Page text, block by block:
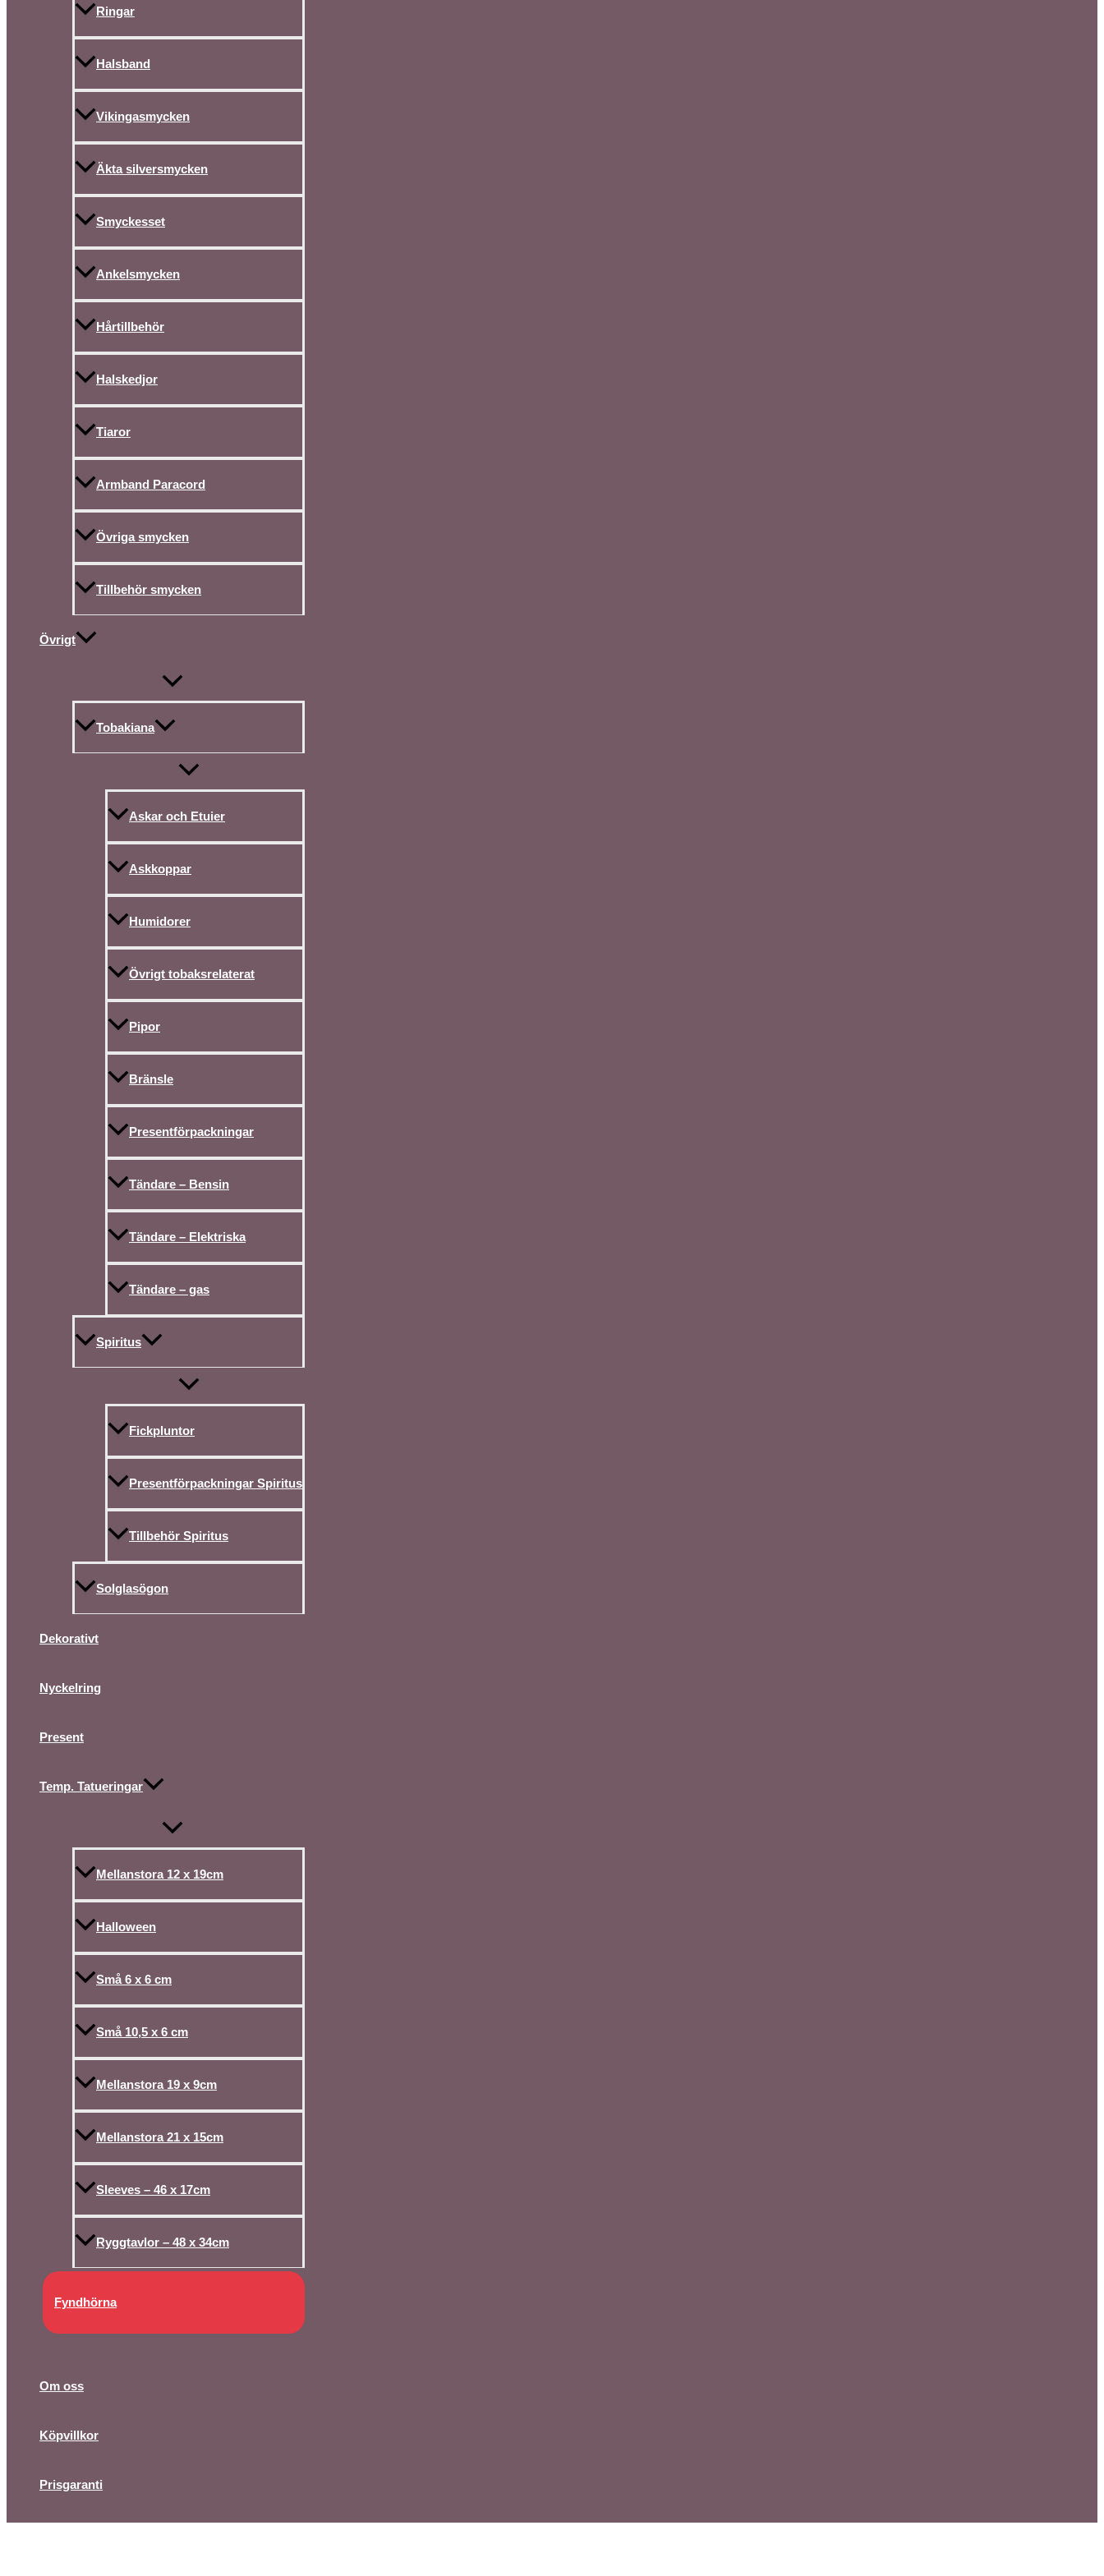
Ringar
Halsband
Vikingasmycken
Äkta silversmycken
Smyckesset
Ankelsmycken
Hårtillbehör
Halskedjor
Tiaror
Armband Paracord
Övriga smycken
Tillbehör smycken
Övrigt
Tobakiana
Askar och Etuier
Askkoppar
Humidorer
Övrigt tobaksrelaterat
Pipor
Bränsle
Presentförpackningar
Tändare – Bensin
Tändare – Elektriska
Tändare – gas
Spiritus
Fickpluntor
Presentförpackningar Spiritus
Tillbehör Spiritus
Solglasögon
Dekorativt
Nyckelring
Present
Temp. Tatueringar
Mellanstora 12 x 19cm
Halloween
Små 6 x 6 cm
Små 10,5 x 6 cm
Mellanstora 19 x 9cm
Mellanstora 21 x 15cm
Sleeves – 46 x 17cm
Ryggtavlor – 48 x 34cm
Fyndhörna
Om oss
Köpvillkor
Prisgaranti